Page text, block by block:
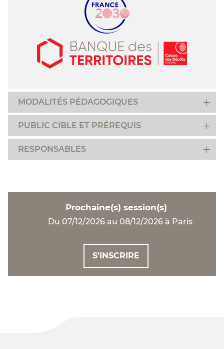
MODALITÉS PÉDAGOGIQUES
PUBLIC CIBLE ET PRÉREQUIS
RESPONSABLES
Prochaine(s) session(s)
Du 07/12/2026 au 08/12/2026 à Paris
S'INSCRIRE